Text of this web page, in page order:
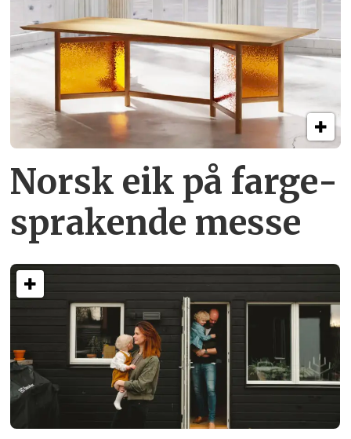
Norsk eik på farge­
sprakende messe